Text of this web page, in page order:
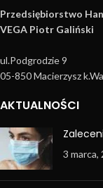
Przedsiębiorstwo
VEGA Piotr Galiński
ul.Podgrodzie 9
05-850 Macierzysz
AKTUALNOŚCI
3 marca,